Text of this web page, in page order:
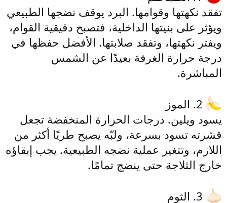
تفقد نكهتها وقوامها. البرد يوقف نضجها الطبيعي
ويؤثر على بنيتها الداخلية، فتصبح دقيقية القوام،
ويفتر نكهتها، وتفقد صلابتها. الأفضل حفظها في
درجة حرارة الغرفة بعيدًا عن الشمس
المباشرة.
يسود ويلين. درجات الحرارة المنخفضة تجعل
قشرته تسود بسرعة، ولبّه يصبح طريًا أكثر من
اللازم، وتتغير عملية نضجه الطبيعية. يجب إبقاؤه
خارج الثلاجة حتى ينضج تمامًا.